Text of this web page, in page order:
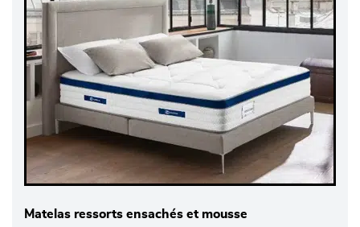
Matelas ressorts ensachés et mousse